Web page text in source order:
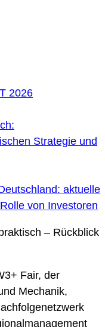
2026
Strategie und
aktuelle
von Investoren
Fair, der
Mechanik,